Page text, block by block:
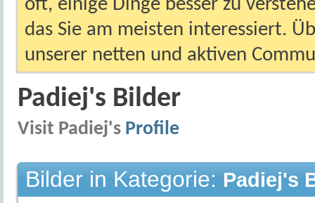
oft, einige Dinge besser zu
das Sie am meisten interessiert.
unserer netten und aktiven
Padiej's Bilder
Visit Padiej's Profile
Bilder in Kategorie: Padiej's